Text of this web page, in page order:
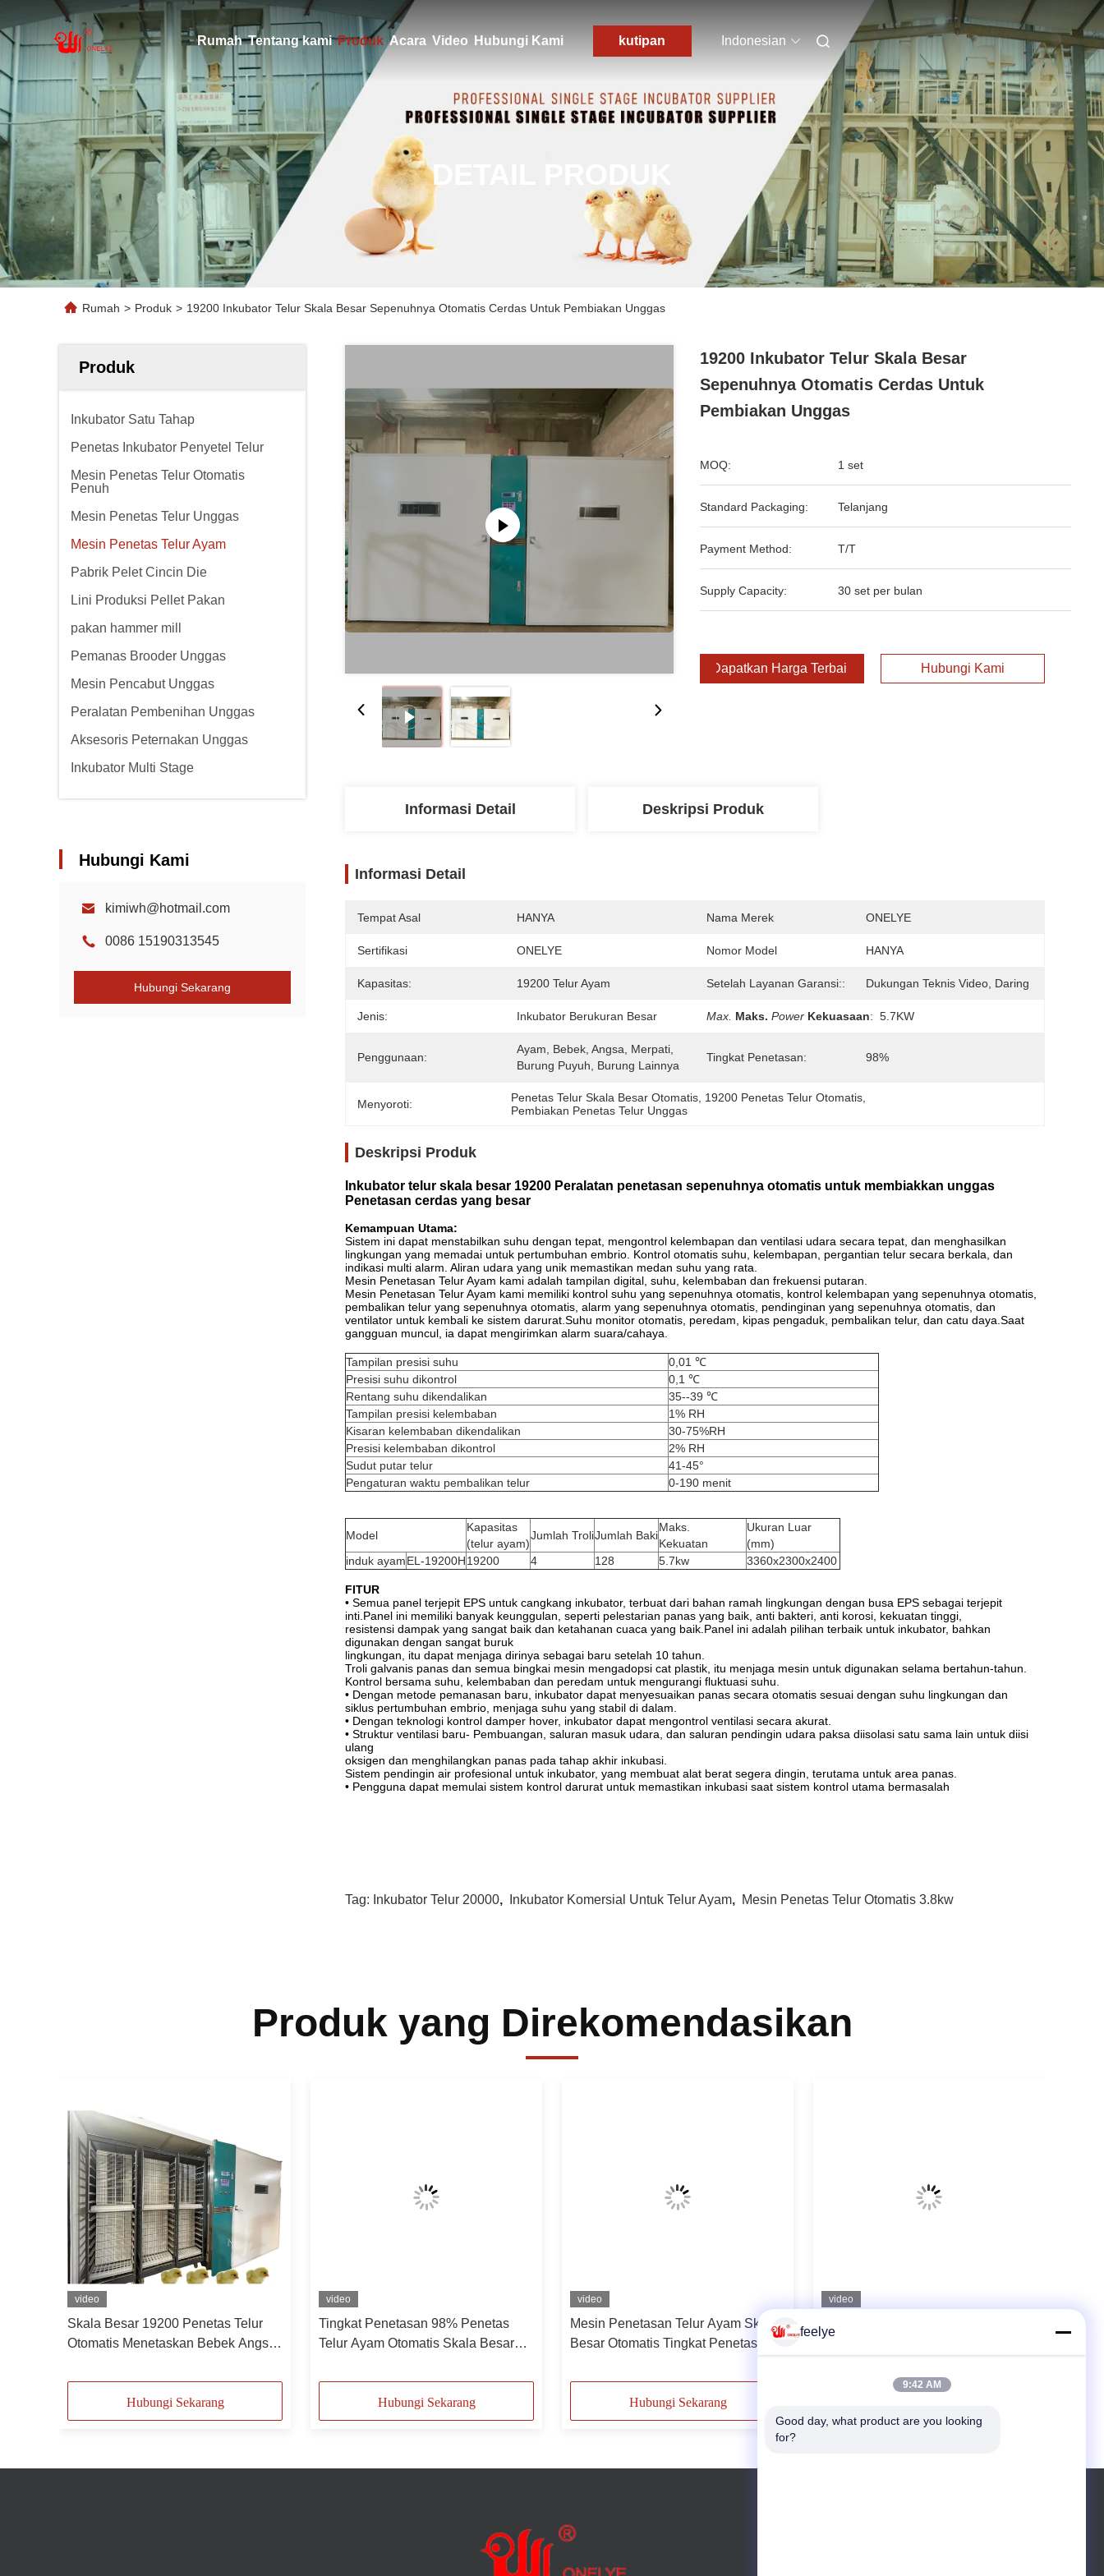
Rumah Tentang kami Produk Acara Video Hubungi Kami kutipan Indonesian
DETAIL PRODUK
Rumah > Produk > 19200 Inkubator Telur Skala Besar Sepenuhnya Otomatis Cerdas Untuk Pembiakan Unggas
Produk
Inkubator Satu Tahap
Penetas Inkubator Penyetel Telur
Mesin Penetas Telur Otomatis
Penuh
Mesin Penetas Telur Unggas
Mesin Penetas Telur Ayam
Pabrik Pelet Cincin Die
Lini Produksi Pellet Pakan
pakan hammer mill
Pemanas Brooder Unggas
Mesin Pencabut Unggas
Peralatan Pembenihan Unggas
Aksesoris Peternakan Unggas
Inkubator Multi Stage
Hubungi Kami
kimiwh@hotmail.com
0086 15190313545
Hubungi Sekarang
19200 Inkubator Telur Skala Besar
Sepenuhnya Otomatis Cerdas Untuk
Pembiakan Unggas
MOQ: 1 set
Standard Packaging: Telanjang
Payment Method: T/T
Supply Capacity: 30 set per bulan
Dapatkan Harga Terbaik Hubungi Kami
Informasi Detail Deskripsi Produk
Informasi Detail
Tempat Asal HANYA Nama Merek ONELYE
Sertifikasi ONELYE Nomor Model HANYA
Kapasitas: 19200 Telur Ayam Setelah Layanan Garansi:: Dukungan Teknis Video, Daring
Jenis: Inkubator Berukuran Besar Max. Maks. Power Kekuasaan: 5.7KW
Penggunaan:
Ayam, Bebek, Angsa, Merpati,
Burung Puyuh, Burung Lainnya
Tingkat Penetasan: 98%
Menyoroti: Penetas Telur Skala Besar Otomatis 19200 Penetas Telur Otomatis
Pembiakan Penetas Telur Unggas
Deskripsi Produk
Inkubator telur skala besar 19200 Peralatan penetasan sepenuhnya otomatis untuk membiakkan unggas
Penetasan cerdas yang besar
Kemampuan Utama:
Sistem ini dapat menstabilkan suhu dengan tepat, mengontrol kelembapan dan ventilasi udara secara tepat, dan menghasilkan
lingkungan yang memadai untuk pertumbuhan embrio. Kontrol otomatis suhu, kelembapan, pergantian telur secara berkala, dan
indikasi multi alarm. Aliran udara yang unik memastikan medan suhu yang rata.
Mesin Penetasan Telur Ayam kami adalah tampilan digital, suhu, kelembaban dan frekuensi putaran.
Mesin Penetasan Telur Ayam kami memiliki kontrol suhu yang sepenuhnya otomatis, kontrol kelembapan yang sepenuhnya otomatis,
pembalikan telur yang sepenuhnya otomatis, alarm yang sepenuhnya otomatis, pendinginan yang sepenuhnya otomatis, dan
ventilator untuk kembali ke sistem darurat.Suhu monitor otomatis, peredam, kipas pengaduk, pembalikan telur, dan catu daya.Saat
gangguan muncul, ia dapat mengirimkan alarm suara/cahaya.
Tampilan presisi suhu
0,01 ℃
Presisi suhu dikontrol
0,1 ℃
Rentang suhu dikendalikan
35--39 ℃
Tampilan presisi kelembaban
1% RH
Kisaran kelembaban dikendalikan
30-75%RH
Presisi kelembaban dikontrol
2% RH
Sudut putar telur
41-45°
Pengaturan waktu pembalikan telur
0-190 menit
Model
Kapasitas
(telur ayam)
Jumlah TroliJumlah Baki
Maks.
Kekuatan
Ukuran Luar
(mm)
induk ayamEL-19200H19200 4 128 5.7kw 3360x2300x2400
FITUR
• Semua panel terjepit EPS untuk cangkang inkubator, terbuat dari bahan ramah lingkungan dengan busa EPS sebagai terjepit
inti.Panel ini memiliki banyak keunggulan, seperti pelestarian panas yang baik, anti bakteri, anti korosi, kekuatan tinggi,
resistensi dampak yang sangat baik dan ketahanan cuaca yang baik.Panel ini adalah pilihan terbaik untuk inkubator, bahkan
digunakan dengan sangat buruk
lingkungan, itu dapat menjaga dirinya sebagai baru setelah 10 tahun.
Troli galvanis panas dan semua bingkai mesin mengadopsi cat plastik, itu menjaga mesin untuk digunakan selama bertahun-tahun.
Kontrol bersama suhu, kelembaban dan peredam untuk mengurangi fluktuasi suhu.
• Dengan metode pemanasan baru, inkubator dapat menyesuaikan panas secara otomatis sesuai dengan suhu lingkungan dan
siklus pertumbuhan embrio, menjaga suhu yang stabil di dalam.
• Dengan teknologi kontrol damper hover, inkubator dapat mengontrol ventilasi secara akurat.
• Struktur ventilasi baru- Pembuangan, saluran masuk udara, dan saluran pendingin udara paksa diisolasi satu sama lain untuk diisi
ulang
oksigen dan menghilangkan panas pada tahap akhir inkubasi.
Sistem pendingin air profesional untuk inkubator, yang membuat alat berat segera dingin, terutama untuk area panas.
• Pengguna dapat memulai sistem kontrol darurat untuk memastikan inkubasi saat sistem kontrol utama bermasalah
Tag: Inkubator Telur 20000, Inkubator Komersial Untuk Telur Ayam, Mesin Penetas Telur Otomatis 3.8kw
Produk yang Direkomendasikan
video
Skala Besar 19200 Penetas Telur
Otomatis Menetaskan Bebek Angsa
Hubungi Sekarang
video
Tingkat Penetasan 98% Penetas
Telur Ayam Otomatis Skala Besar
Hubungi Sekarang
video
Mesin Penetasan Telur Ayam Skala
Besar Otomatis Tingkat Penetasan
Hubungi Sekarang
video
Skala Besar Kapasitas 19200
feelye
9:42 AM
Good day, what product are you looking
for?